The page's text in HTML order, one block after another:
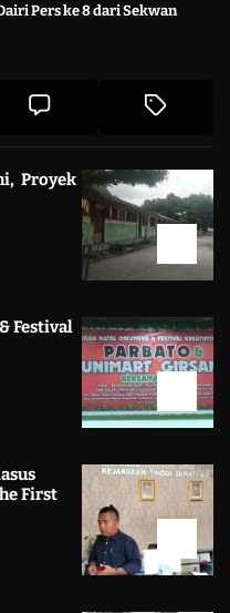
Pers ke 8 dari Sekwan
Proyek
Festival
First